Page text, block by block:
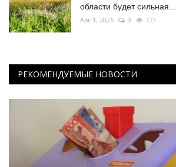
области будет сильная...
Авг 1, 2026 0 773
РЕКОМЕНДУЕМЫЕ НОВОСТИ